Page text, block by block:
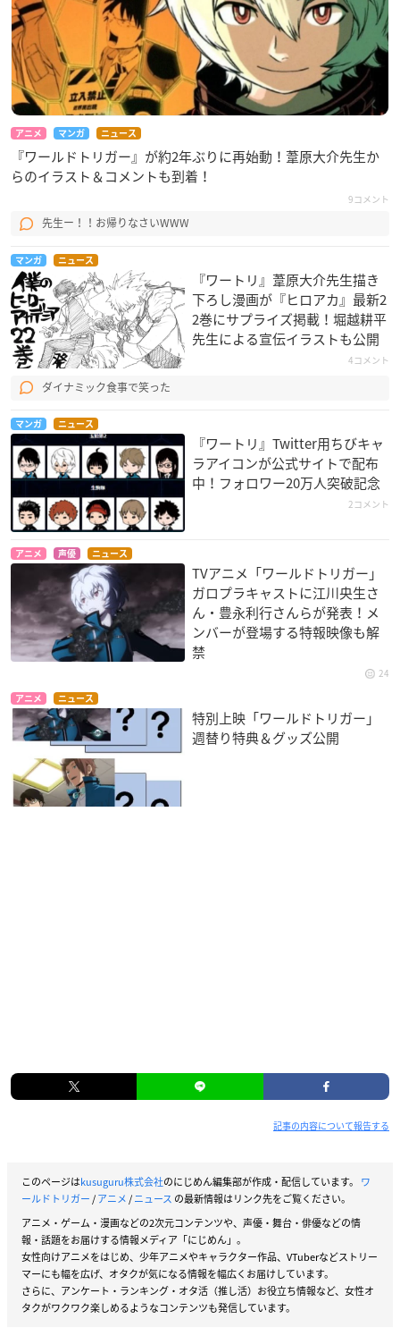
アニメ マンガ ニュース
『ワールドトリガー』が約2年ぶりに再始動！葦原大介先生か
らのイラスト＆コメントも到着！
9コメント
先生ー！！お帰りなさいWWW
マンガ ニュース
『ワートリ』葦原大介先生描き
下ろし漫画が『ヒロアカ』最新2
2巻にサプライズ掲載！堀越耕平
先生による宣伝イラストも公開
4コメント
ダイナミック食事で笑った
マンガ ニュース
『ワートリ』Twitter用ちびキャ
ラアイコンが公式サイトで配布
中！フォロワー20万人突破記念
2コメント
アニメ 声優 ニュース
TVアニメ「ワールドトリガー」
ガロプラキャストに江川央生さ
ん・豊永利行さんらが発表！メ
ンバーが登場する特報映像も解
禁
24
アニメ ニュース
特別上映「ワールドトリガー」
週替り特典＆グッズ公開
記事の内容について報告する
このページはkusuguru株式会社のにじめん編集部が作成・配信しています。 ワ
ールドトリガー/アニメ/ニュース の最新情報はリンク先をご覧ください。
アニメ・ゲーム・漫画などの2次元コンテンツや、声優・舞台・俳優などの情
報・話題をお届けする情報メディア「にじめん」。
女性向けアニメをはじめ、少年アニメやキャラクター作品、VTuberなどストリー
マーにも幅を広げ、オタクが気になる情報を幅広くお届けしています。
さらに、アンケート・ランキング・オタ活（推し活）お役立ち情報など、女性オ
タクがワクワク楽しめるようなコンテンツも発信しています。